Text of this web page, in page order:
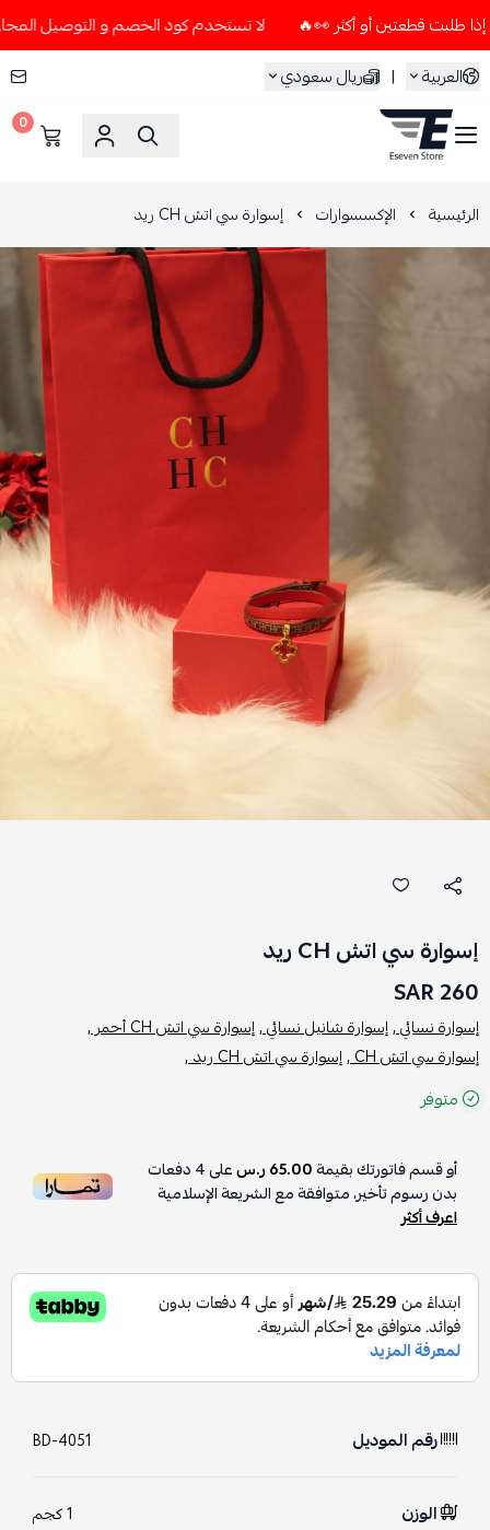
لا تستخدم كود الخصم و التوصيل المجاني " N7 " إلا إذا طلبت قطعتين أو أكثر 👀🔥
العربية
| ريال سعودي
ESEVEN STORE
0
الرئيسية الإكسسوارات إسوارة سي اتش CH ريد
إسوارة سي اتش CH ريد
260 SAR
إسوارة نسائي ,إسوارة شانيل نسائي ,إسوارة سي اتش CH أحمر ,
إسوارة سي اتش CH ,
إسوارة سي اتش CH ريد ,
متوفر
أو قسم فاتورتك بقيمة65.00 ر.س على4دفعات
بدون رسوم تأخير، متوافقة مع الشريعة الإسلامية
اعرف أكثر
رقم الموديل BD-4051
الوزن 1 كجم